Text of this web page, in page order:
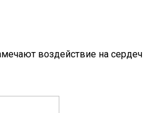
воздействие на